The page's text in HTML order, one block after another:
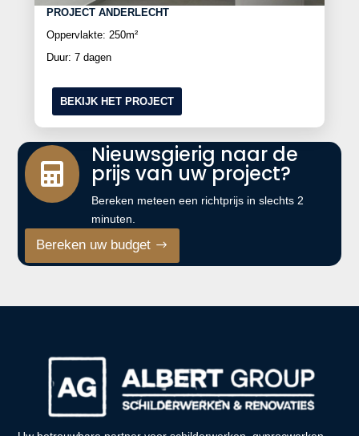
PROJECT ANDERLECHT
Oppervlakte: 250m²
Duur: 7 dagen
BEKIJK HET PROJECT

Nieuwsgierig naar de
prijs van uw project?
Bereken meteen een richtprijs in slechts 2
minuten.
Bereken uw budget